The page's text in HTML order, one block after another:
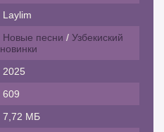
Laylim
Новые песни / Узбекиский
новинки
2025
609
7,72 МБ